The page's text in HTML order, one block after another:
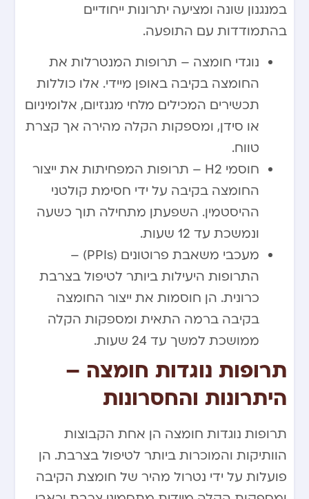
במנגנון שונה ומציעה יתרונות ייחודיים
בהתמודדות עם התופעה.
נוגדי חומצה – תרופות המנטרלות את
החומצה בקיבה באופן מיידי. אלו כוללות
תכשירים המכילים מלחי מגנזיום, אלומיניום
או סידן, ומספקות הקלה מהירה אך קצרת
טווח.
חוסמי H2 – תרופות המפחיתות את ייצור
החומצה בקיבה על ידי חסימת קולטני
ההיסטמין. השפעתן מתחילה תוך כשעה
ונמשכת עד 12 שעות.
מעכבי משאבת פרוטונים (PPIs) –
התרופות היעילות ביותר לטיפול בצרבת
כרונית. הן חוסמות את ייצור החומצה
בקיבה ברמה התאית ומספקות הקלה
ממושכת למשך עד 24 שעות.
תרופות נוגדות חומצה –
היתרונות והחסרונות
תרופות נוגדות חומצה הן אחת הקבוצות
הוותיקות והמוכרות ביותר לטיפול בצרבת. הן
פועלות על ידי נטרול מהיר של חומצת הקיבה